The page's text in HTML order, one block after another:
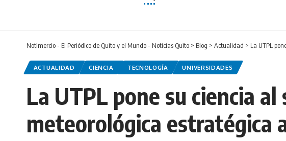
Notimercio - El Periódico de Quito y el Mundo - Noticias Quito > Blog > Actualidad > La UTPL
ACTUALIDAD CIENCIA TECNOLOGÍA UNIVERSIDADES
La UTPL pone su ciencia
meteorológica estratégica